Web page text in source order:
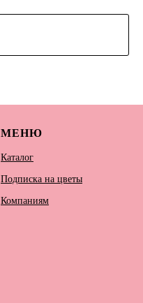
МЕНЮ
Каталог
Подписка на цветы
Компаниям